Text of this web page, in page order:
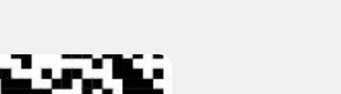
XIX Gaudeamus
Vilniuses 2022